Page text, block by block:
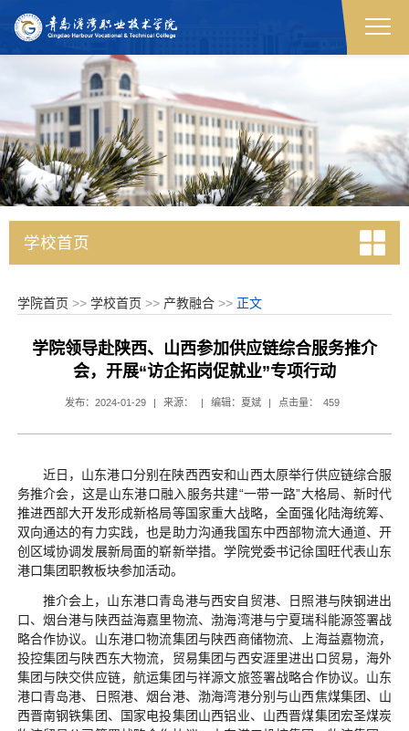
学校首页
学院首页 >> 学校首页 >> 产教融合>> 正文
学院领导赴陕西、山西参加供应链综合服务推介
会，开展“访企拓岗促就业”专项行动
发布：2024-01-29 | 来源： | 编辑：夏斌 | 点击量： 459
近日，山东港口分别在陕西西安和山西太原举行供应链综合服
务推介会，这是山东港口融入服务共建“一带一路”大格局、新时代
推进西部大开发形成新格局等国家重大战略，全面强化陆海统筹、
双向通达的有力实践，也是助力沟通我国东中西部物流大通道、开
创区域协调发展新局面的崭新举措。学院党委书记徐国旺代表山东
港口集团职教板块参加活动。
推介会上，山东港口青岛港与西安自贸港、日照港与陕钢进出
口、烟台港与陕西益海嘉里物流、渤海湾港与宁夏瑞科能源签署战
略合作协议。山东港口物流集团与陕西商储物流、上海益嘉物流，
投控集团与陕西东大物流，贸易集团与西安涯里进出口贸易，海外
集团与陕交供应链，航运集团与祥源文旅签署战略合作协议。山东
港口青岛港、日照港、烟台港、渤海湾港分别与山西焦煤集团、山
西晋南钢铁集团、国家电投集团山西铝业、山西晋煤集团宏圣煤炭